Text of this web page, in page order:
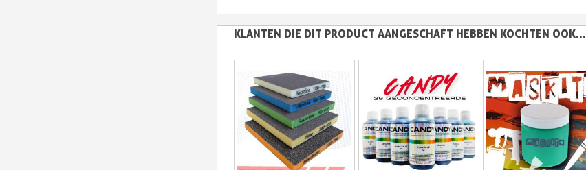
KLANTEN DIE DIT PRODUCT AANGESCHAFT HEBBEN KOCHTEN OOK...